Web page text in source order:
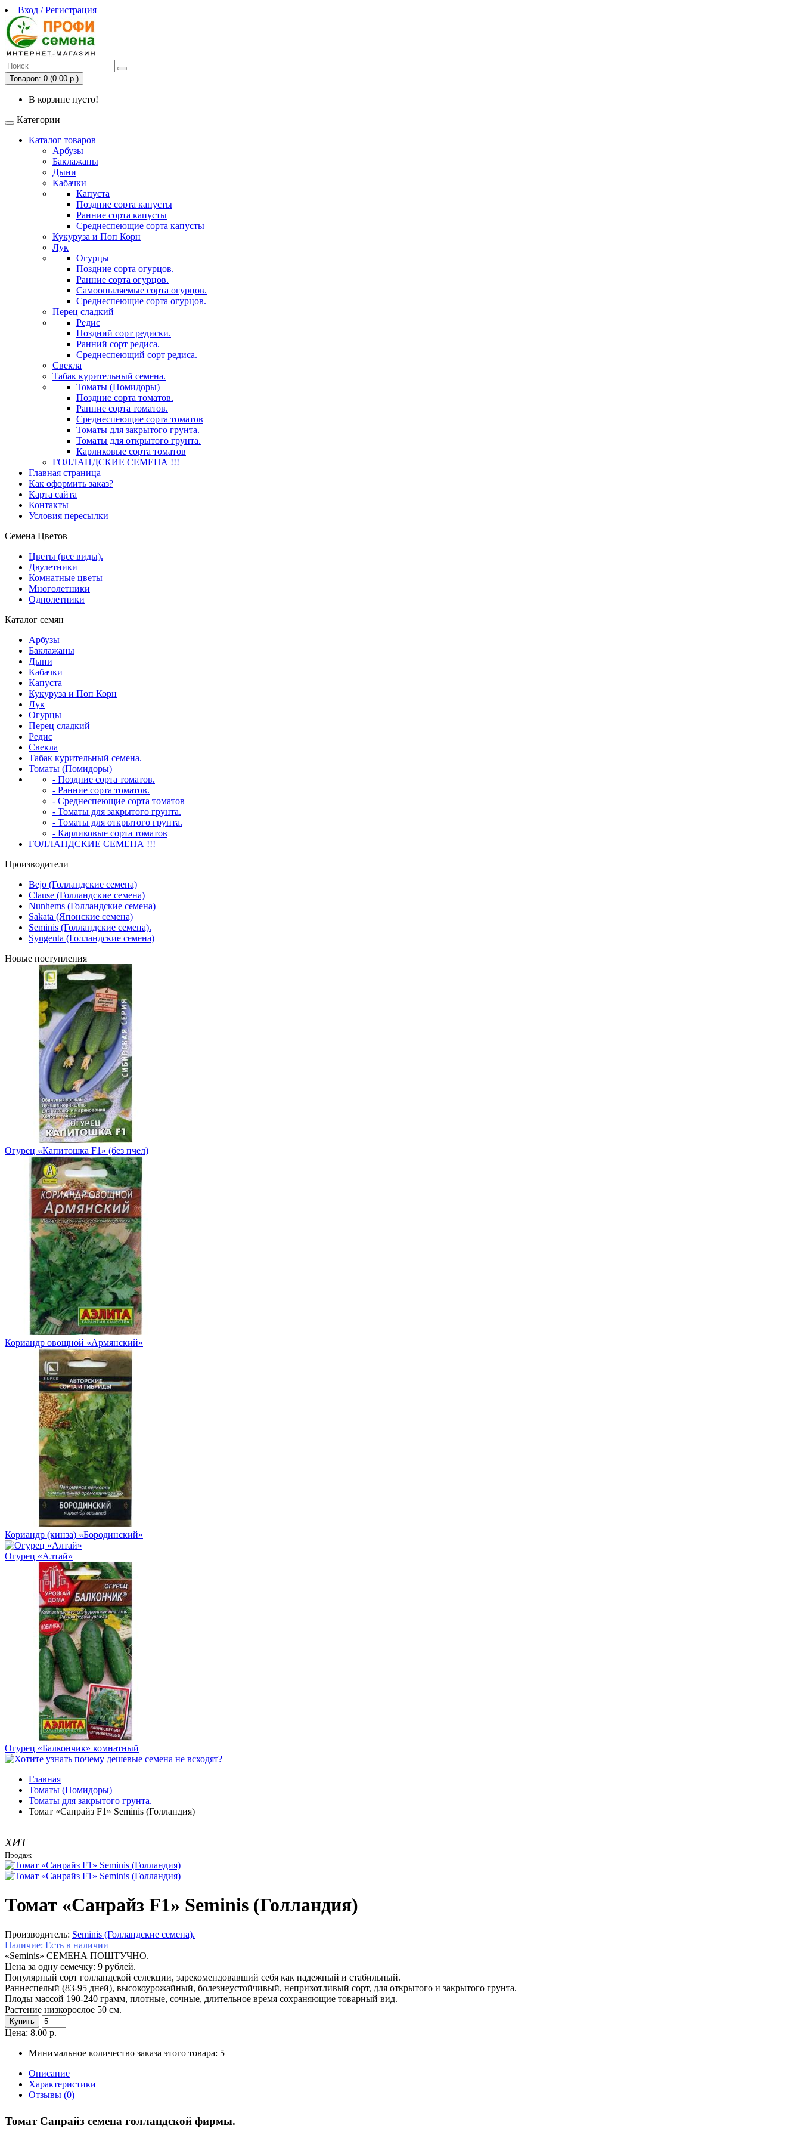
Вход / Регистрация
Товаров: 0 (0.00 р.)
В корзине пусто!
Категории
Каталог товаров
Арбузы
Баклажаны
Дыни
Кабачки
Капуста
Поздние сорта капусты
Ранние сорта капусты
Среднеспеющие сорта капусты
Кукуруза и Поп Корн
Лук
Огурцы
Поздние сорта огурцов.
Ранние сорта огурцов.
Самоопыляемые сорта огурцов.
Среднеспеющие сорта огурцов.
Перец сладкий
Редис
Поздний сорт редиски.
Ранний сорт редиса.
Среднеспеющий сорт редиса.
Свекла
Табак курительный семена.
Томаты (Помидоры)
Поздние сорта томатов.
Ранние сорта томатов.
Среднеспеющие сорта томатов
Томаты для закрытого грунта.
Томаты для открытого грунта.
Карликовые сорта томатов
ГОЛЛАНДСКИЕ СЕМЕНА !!!
Главная страница
Как оформить заказ?
Карта сайта
Контакты
Условия пересылки
Семена Цветов
Цветы (все виды).
Двулетники
Комнатные цветы
Многолетники
Однолетники
Каталог семян
Арбузы
Баклажаны
Дыни
Кабачки
Капуста
Кукуруза и Поп Корн
Лук
Огурцы
Перец сладкий
Редис
Свекла
Табак курительный семена.
Томаты (Помидоры)
- Поздние сорта томатов.
- Ранние сорта томатов.
- Среднеспеющие сорта томатов
- Томаты для закрытого грунта.
- Томаты для открытого грунта.
- Карликовые сорта томатов
ГОЛЛАНДСКИЕ СЕМЕНА !!!
Производители
Bejo (Голландские семена)
Clause (Голландские семена)
Nunhems (Голландские семена)
Sakata (Японские семена)
Seminis (Голландские семена).
Syngenta (Голландские семена)
Новые поступления
Огурец «Капитошка F1» (без пчел)
Кориандр овощной «Армянский»
Кориандр (кинза) «Бородинский»
Огурец «Алтай»
Огурец «Балкончик» комнатный
Главная
Томаты (Помидоры)
Томаты для закрытого грунта.
Томат «Санрайз F1» Seminis (Голландия)
ХИТ
Продаж
Томат «Санрайз F1» Seminis (Голландия)
Производитель: Seminis (Голландские семена).
Наличие: Есть в наличии
«Seminis» СЕМЕНА ПОШТУЧНО.
Цена за одну семечку: 9 рублей.
Популярный сорт голландской селекции, зарекомендовавший себя как надежный и стабильный.
Раннеспелый (83-95 дней), высокоурожайный, болезнеустойчивый, неприхотливый сорт, для открытого и закрытого грунта.
Плоды массой 190-240 грамм, плотные, сочные, длительное время сохраняющие товарный вид.
Растение низкорослое 50 см.
Купить
Цена: 8.00 р.
Минимальное количество заказа этого товара: 5
Описание
Характеристики
Отзывы (0)
Томат Санрайз семена голландской фирмы.